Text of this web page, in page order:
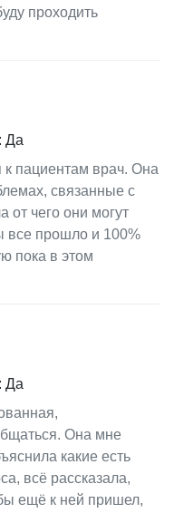
проходить
Да
пациентам врач. Она
связанные с
чего они могут
все прошло и 100%
пока в этом
Да
Она мне
какие есть
всё рассказала,
ещё к ней пришел,